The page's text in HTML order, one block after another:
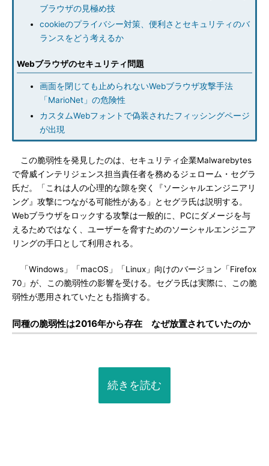
ブラウザの見極め技
cookieのプライバシー対策、便利さとセキュリティのバ
ランスをどう考えるか
Webブラウザのセキュリティ問題
画面を閉じても止められないWebブラウザ攻撃手法
「MarioNet」の危険性
カスタムWebフォントで偽装されたフィッシングページ
が出現
この脆弱性を発見したのは、セキュリティ企業Malwarebytes
で脅威インテリジェンス担当責任者を務めるジェローム・セグラ
氏だ。「これは人の心理的な隙を突く『ソーシャルエンジニアリ
ング』攻撃につながる可能性がある」とセグラ氏は説明する。
Webブラウザをロックする攻撃は一般的に、PCにダメージを与
えるためではなく、ユーザーを脅すためのソーシャルエンジニア
リングの手口として利用される。
「Windows」「macOS」「Linux」向けのバージョン「Firefox
70」が、この脆弱性の影響を受ける。セグラ氏は実際に、この脆
弱性が悪用されていたとも指摘する。
同種の脆弱性は2016年から存在 なぜ放置されていたのか
続きを読む